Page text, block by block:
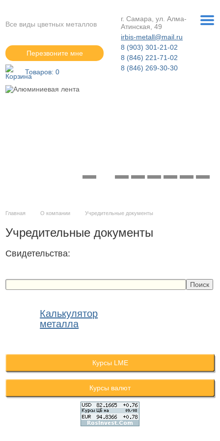
Все виды цветных металлов
г. Самара, ул. Алма-
Атинская, 49
irbis-metall@mail.ru
8 (903) 301-21-02
8 (846) 221-71-02
8 (846) 269-30-30
Перезвоните мне
Товаров:0
Калькулятор
металла
Курсы LME
Курсы валют
Главная О компании Учредительные документы
Учредительные документы
Свидетельства: